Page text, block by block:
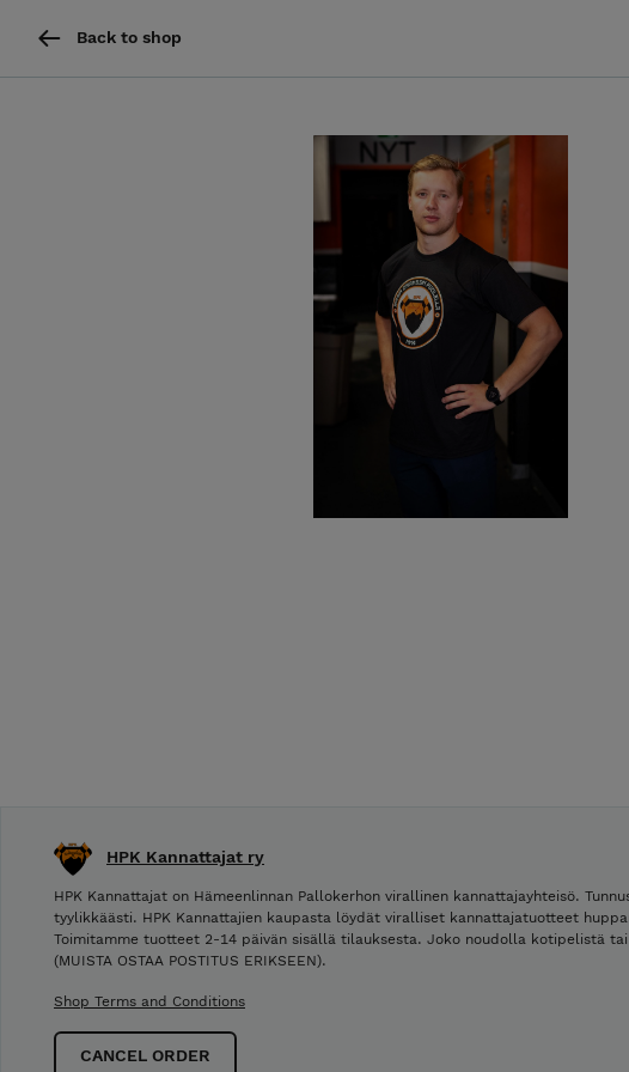
Back to shop
HPK Kannattajat ry
HPK Kannattajat on Hämeenlinnan Pallokerhon virallinen kannattajayhteisö.
tyylikkäästi. HPK Kannattajien kaupasta löydät viralliset kannattajatuotteet
Toimitamme tuotteet 2-14 päivän sisällä tilauksesta. Joko noudolla kotipelistä
(MUISTA OSTAA POSTITUS ERIKSEEN).
Shop Terms and Conditions
CANCEL ORDER